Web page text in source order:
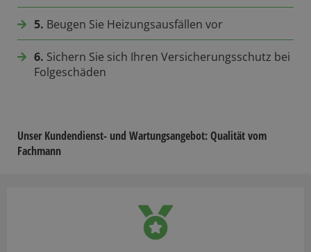
5. Beugen Sie Heizungsausfällen vor
6. Sichern Sie sich Ihren Versicherungsschutz bei
Folgeschäden
Unser Kundendienst- und Wartungsangebot: Qualität vom
Fachmann